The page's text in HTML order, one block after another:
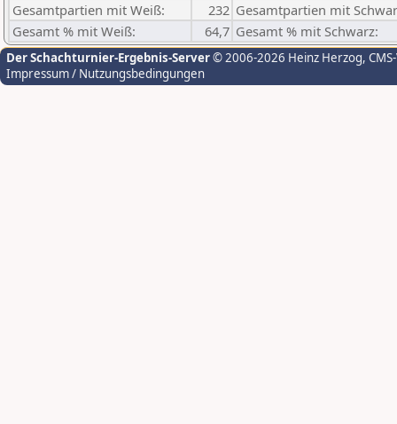
Gesamtpartien mit Weiß:
232 Gesamtpartien mit
Gesamt % mit Weiß:
64,7 Gesamt % mit Schwarz:
Der Schachturnier-Ergebnis-Server© 2006-2026 Heinz Herzog,
Impressum / Nutzungsbedingungen